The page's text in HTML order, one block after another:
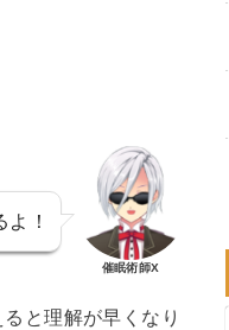
！
催眠術師X
と理解が早くなり